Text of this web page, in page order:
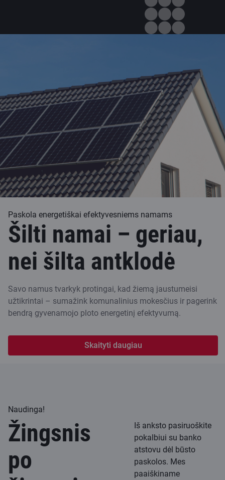
Paskola energetiškai efektyvesniems namams
Šilti namai – geriau,
nei šilta antklodė
Savo namus tvarkyk protingai, kad žiemą jaustumeisi
užtikrintai – sumažink komunalinius mokesčius ir pagerink
bendrą gyvenamojo ploto energetinį efektyvumą.
Skaityti daugiau
Naudinga!
Žingsnis
po
Iš anksto pasiruoškite
pokalbiui su banko
atstovu dėl būsto
paskolos. Mes
paaiškiname